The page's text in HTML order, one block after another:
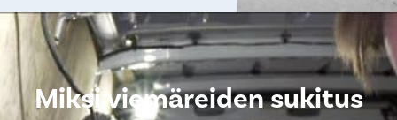
Miksi viemäreiden sukitus